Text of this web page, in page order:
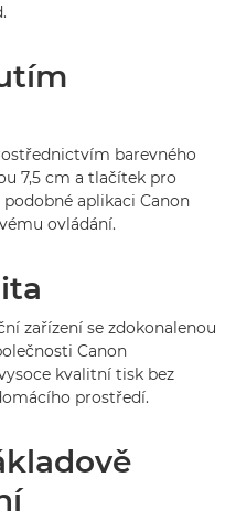
barevného
7,5 cm a tlačítek pro
aplikaci Canon
ovládání.
zařízení se zdokonalenou
Canon
kvalitní tisk bez
prostředí.